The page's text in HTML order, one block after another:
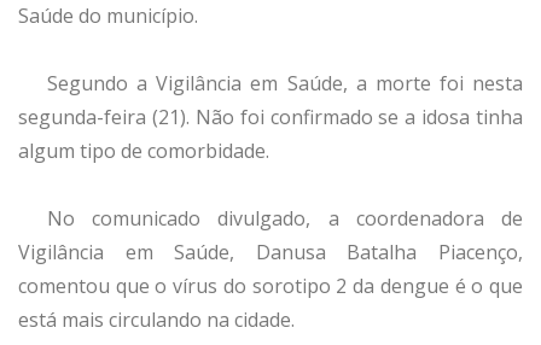
Saúde do município.
Segundo a Vigilância em Saúde, a morte foi nesta
segunda-feira (21). Não foi confirmado se a idosa tinha
algum tipo de comorbidade.
No comunicado divulgado, a coordenadora de
Vigilância em Saúde, Danusa Batalha Piacenço,
comentou que o vírus do sorotipo 2 da dengue é o que
está mais circulando na cidade.